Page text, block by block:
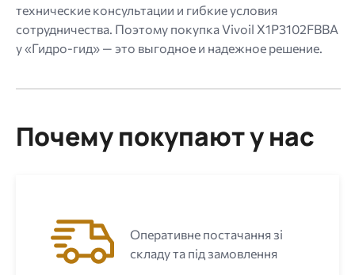
технические консультации и гибкие условия
сотрудничества. Поэтому покупка Vivoil X1P3102FBBA
у «Гидро-гид» — это выгодное и надежное решение.
Почему покупают у нас
Оперативне постачання зі
складу та під замовлення